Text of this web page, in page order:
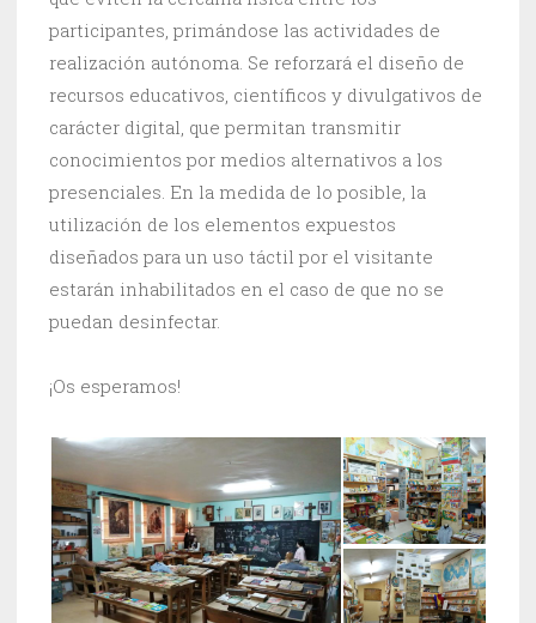
participantes, primándose las actividades de
realización autónoma. Se reforzará el diseño de
recursos educativos, científicos y divulgativos de
carácter digital, que permitan transmitir
conocimientos por medios alternativos a los
presenciales. En la medida de lo posible, la
utilización de los elementos expuestos
diseñados para un uso táctil por el visitante
estarán inhabilitados en el caso de que no se
puedan desinfectar.
¡Os esperamos!